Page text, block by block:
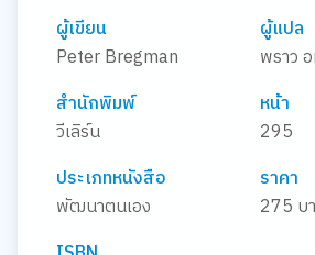
ผู้เขียน
Peter Bregman
ผู้แปล
พราว
สำนักพิมพ์
วีเลิร์น
หน้า
295
ประเภทหนังสือ
พัฒนาตนเอง
ราคา
275 บ